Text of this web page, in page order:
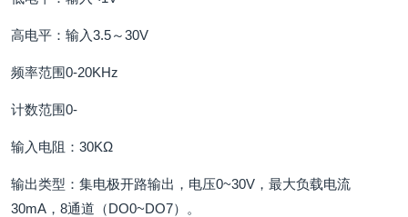
高电平：输入3.5～30V
频率范围0-20KHz
计数范围0-
输入电阻：30KΩ
输出类型：集电极开路输出，电压0~30V，最大负载电流
30mA，8通道（DO0~DO7）。